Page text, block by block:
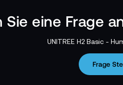
Sie eine Frage
UNITREE H2 Basic -
Frage